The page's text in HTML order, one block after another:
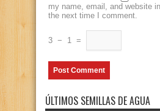
my name, email, and website
the next time I comment.
3 − 1 =
ÚLTIMOS SEMILLAS DE AGUA